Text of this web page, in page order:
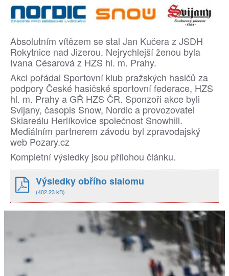
Absolutním vítězem se stal Jan Kučera z JSDH
Rokytnice nad Jizerou. Nejrychlejší ženou byla
Ivana Césarová z HZS hl. m. Prahy.
Akci pořádal Sportovní klub pražských hasičů za
podpory České hasičské sportovní federace, HZS
hl. m. Prahy a GŘ HZS ČR. Sponzoři akce byli
Svijany, časopis Snow, Nordic a provozovatel
Skiareálu Herlíkovice společnost Snowhill.
Mediálním partnerem závodu byl zpravodajský
web Pozary.cz
Kompletní výsledky jsou přílohou článku.
Výsledky obřího slalomu
(402.23 kB)